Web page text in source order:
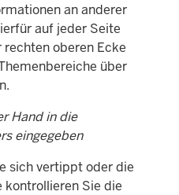
an anderer
auf jeder Seite
rechten oberen Ecke
über
Hand in die
eingegeben
sich vertippt oder die
Sie die